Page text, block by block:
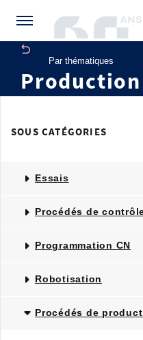
Par thématiques
Production
SOUS CATÉGORIES
Essais
Procédés de
Programmation CN
Robotisation
Procédés de